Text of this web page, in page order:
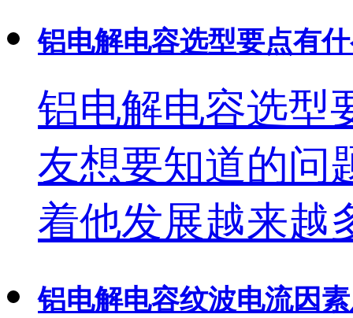
铝电解电容选型要点有
铝电解电容选型
友想要知道的问
着他发展越来越
铝电解电容纹波电流因